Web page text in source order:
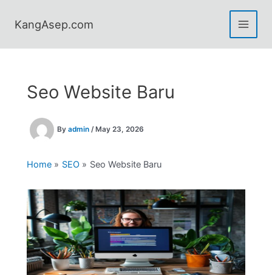
KangAsep.com
Seo Website Baru
By admin / May 23, 2026
Home SEO Seo Website Baru